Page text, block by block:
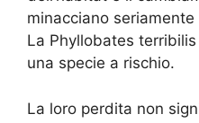
minacciano
La Phyllobates
una specie a rischio.
La loro perdita non